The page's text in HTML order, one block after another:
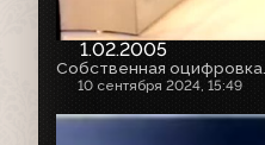
1.02.2005
Собственная оцифровка.
10 сентября 2024, 15:49